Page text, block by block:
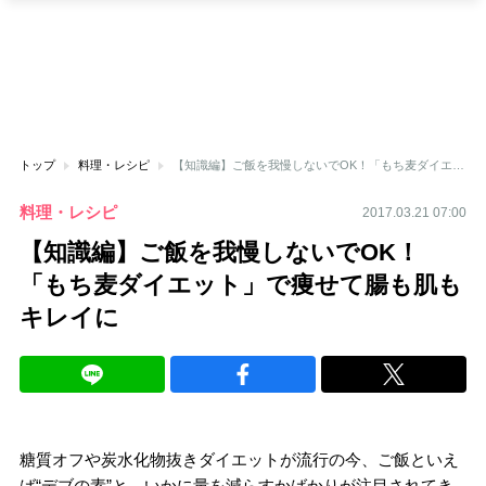
トップ 料理・レシピ
料理・レシピ 2017.03.21 07:00
【知識編】ご飯を我慢しないでOK！
「もち麦ダイエット」で痩せて腸も肌も
キレイに
糖質オフや炭水化物抜きダイエットが流行の今、ご飯といえ